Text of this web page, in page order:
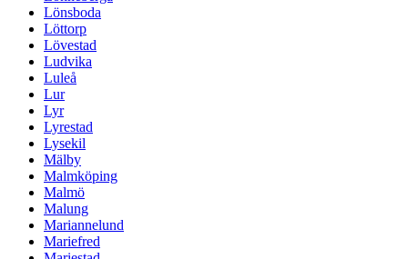
Lönsboda
Löttorp
Lövestad
Ludvika
Luleå
Lur
Lyr
Lyrestad
Lysekil
Mälby
Malmköping
Malmö
Malung
Mariannelund
Mariefred